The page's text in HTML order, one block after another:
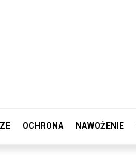
OCHRONA NAWOŻENIE